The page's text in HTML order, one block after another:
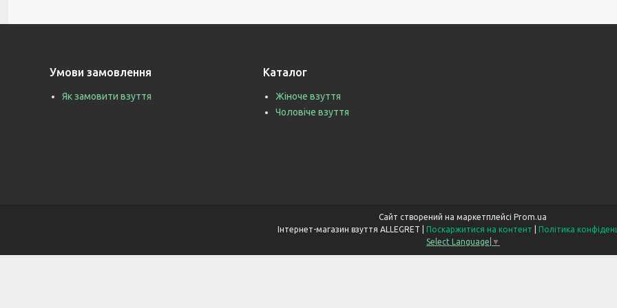
Умови замовлення
Як замовити взуття
Каталог
Жіноче взуття
Чоловіче взуття
Сайт створений на маркетплейсі Prom.ua
Поскаржитися на контент
Політика
Select Language ▼